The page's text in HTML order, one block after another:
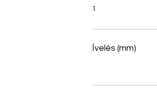
1
Ívelés (mm)